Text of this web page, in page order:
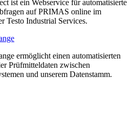
ist ein Webservice für automatisierte
auf PRIMAS online im
Testo Industrial Services.
ermöglicht einen automatisierten
Prüfmitteldaten zwischen
und unserem Datenstamm.